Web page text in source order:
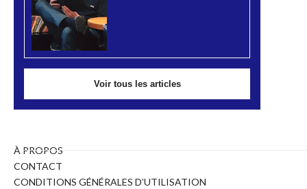
Voir tous les articles
À PROPOS
CONTACT
CONDITIONS GÉNÉRALES D’UTILISATION